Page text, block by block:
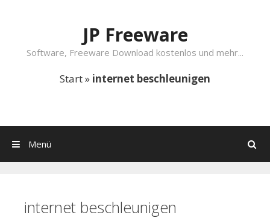
JP Freeware
Software, Freeware Download kostenlos und mehr...
Start» internet beschleunigen
Suchen
Menü
internet beschleunigen